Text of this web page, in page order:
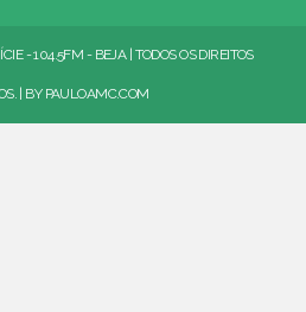
- 104.5FM - BEJA | TODOS OS DIREITOS
| BY PAULOAMC.COM